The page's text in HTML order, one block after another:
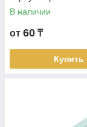
В наличии
от 60 ₸
Купить